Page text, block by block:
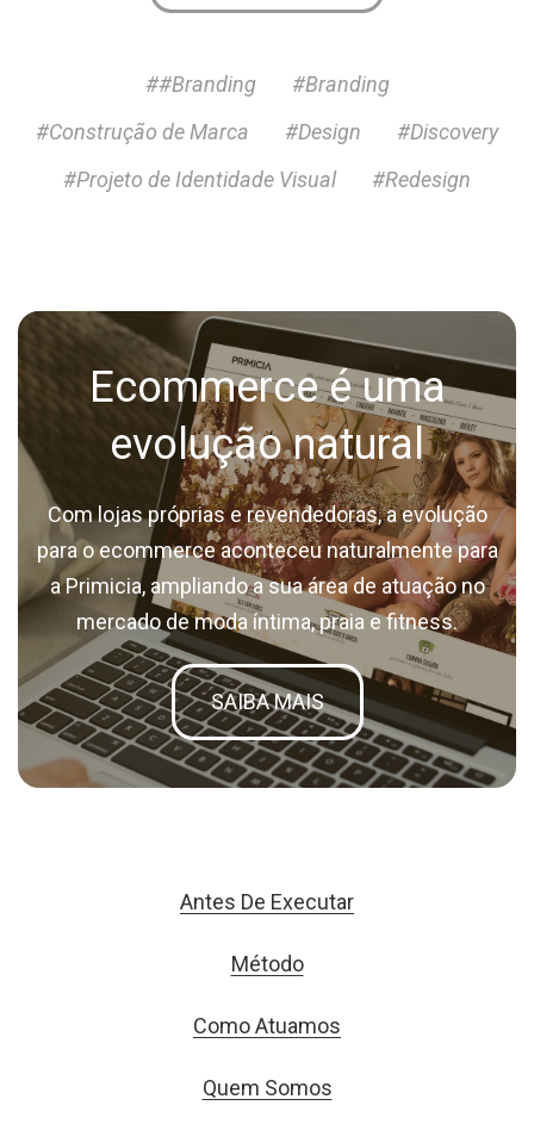
##Branding
#Branding
#Construção de Marca
#Design
#Discovery
#Projeto de Identidade Visual
#Redesign
Ecommerce é uma
evolução natural
Com lojas próprias e revendedoras, a evolução
para o ecommerce aconteceu naturalmente para
a Primicia, ampliando a sua área de atuação no
mercado de moda íntima, praia e fitness.
SAIBA MAIS
Antes De Executar
Método
Como Atuamos
Quem Somos